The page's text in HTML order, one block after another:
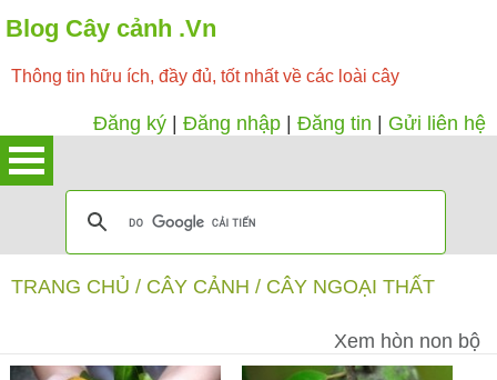
Blog Cây cảnh .Vn
Thông tin hữu ích, đầy đủ, tốt nhất về các loài cây
Đăng ký Đăng nhập Đăng tin Gửi liên hệ
TRANG CHỦ / CÂY CẢNH / CÂY NGOẠI THẤT
Xem hòn non bộ